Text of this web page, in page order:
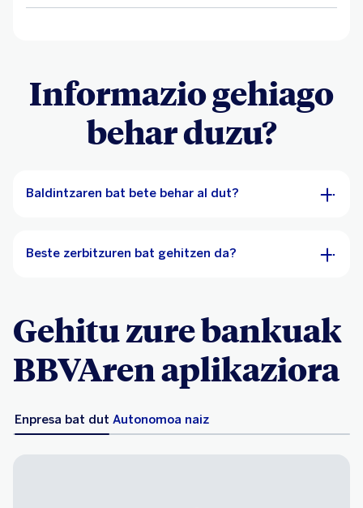
Informazio gehiago
behar duzu?
Baldintzaren bat bete behar al dut?
Beste zerbitzuren bat gehitzen da?
Gehitu zure bankuak
BBVAren aplikaziora
Enpresa bat dut Autonomoa naiz